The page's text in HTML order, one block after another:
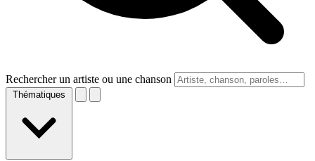
Rechercher un artiste ou une chanson
Thématiques